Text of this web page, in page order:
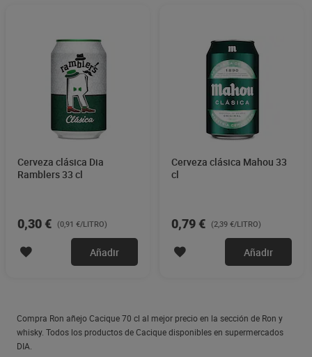
Cerveza clásica Dia
Ramblers 33 cl
0,30 € (0,91 €/LITRO)
Añadir
Cerveza clásica Mahou 33
cl
0,79 € (2,39 €/LITRO)
Añadir
Compra Ron añejo Cacique 70 cl al mejor precio en la sección de Ron y
whisky. Todos los productos de Cacique disponibles en supermercados
DIA.